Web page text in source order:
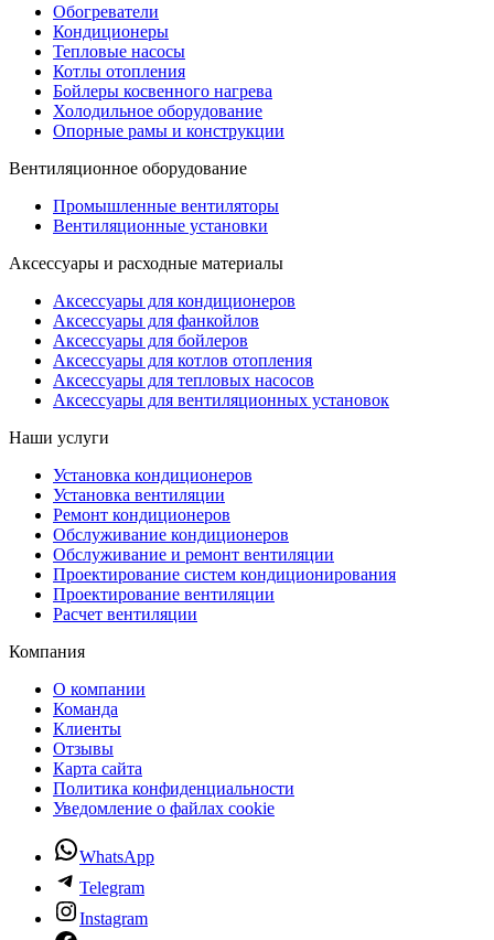
Обогреватели
Кондиционеры
Тепловые насосы
Котлы отопления
Бойлеры косвенного нагрева
Холодильное оборудование
Опорные рамы и конструкции
Вентиляционное оборудование
Промышленные вентиляторы
Вентиляционные установки
Аксессуары и расходные материалы
Аксессуары для кондиционеров
Аксессуары для фанкойлов
Аксессуары для бойлеров
Аксессуары для котлов отопления
Аксессуары для тепловых насосов
Аксессуары для вентиляционных установок
Наши услуги
Установка кондиционеров
Установка вентиляции
Ремонт кондиционеров
Обслуживание кондиционеров
Обслуживание и ремонт вентиляции
Проектирование систем кондиционирования
Проектирование вентиляции
Расчет вентиляции
Компания
О компании
Команда
Клиенты
Отзывы
Карта сайта
Политика конфиденциальности
Уведомление о файлах cookie
WhatsApp
Telegram
Instagram